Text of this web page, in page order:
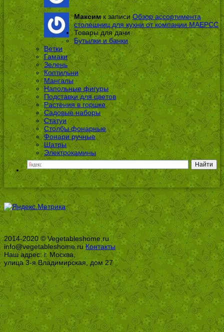
Максимк записиОбзор ассортимента
столешниц для кухни от компании МАЕРСС
Товары для дачи
Бутылки и банки
Ветки
Гамаки
Зелень
Коптильни
Мангалы
Напольные фигуры
Подставки для цветов
Растения в горшке
Садовые наборы
Статуи
Столбы фонарные
Фонари ручные
Шатры
Электрокамины
2014-2020 © Vegetableshome.ru
info@vegetableshome.ruКонтакты
Наш адрес: г. Москва,
улица 3-я Владимирская, дом 27